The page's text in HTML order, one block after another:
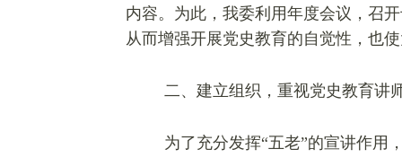
内容。为此，我委利用年度会议，召
从而增强开展党史教育的自觉性，也
二、建立组织，重视党史教育讲
为了充分发挥“五老”的宣讲作用